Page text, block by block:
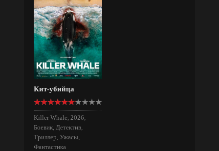
Кит-убийца
Killer Whale, 2026;
Боевик, Детектив,
Триллер, Ужасы,
Фантастика